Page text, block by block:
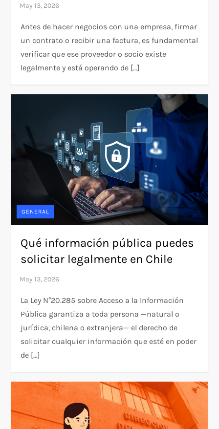
Antes de hacer negocios con una empresa, firmar
un contrato o recibir una factura, es fundamental
verificar que ese proveedor o socio existe
legalmente y está operando de […]
GENERAL
Qué información pública puedes
solicitar legalmente en Chile
La Ley N°20.285 sobre Acceso a la Información
Pública garantiza a toda persona —natural o
jurídica, chilena o extranjera— el derecho de
solicitar cualquier información que esté en poder
de […]